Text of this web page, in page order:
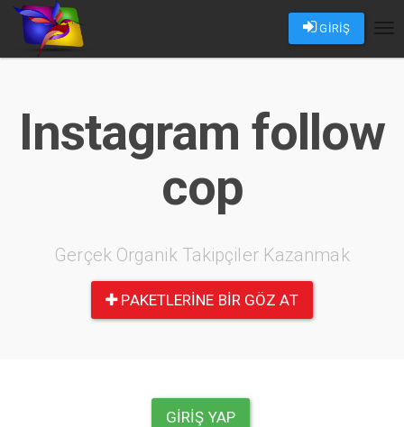
GİRİŞ
Instagram follow
cop
Gerçek Organik Takipçiler Kazanmak
PAKETLERINE BIR GÖZ AT
GIRIŞ YAP